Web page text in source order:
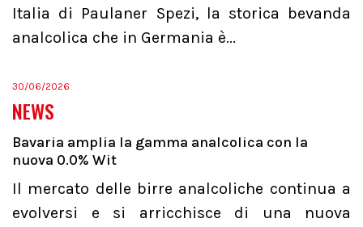
Italia di Paulaner Spezi, la storica bevanda
analcolica che in Germania è...
30/06/2026
NEWS
Bavaria amplia la gamma analcolica con la
nuova 0.0% Wit
Il mercato delle birre analcoliche continua a
evolversi e si arricchisce di una nuova